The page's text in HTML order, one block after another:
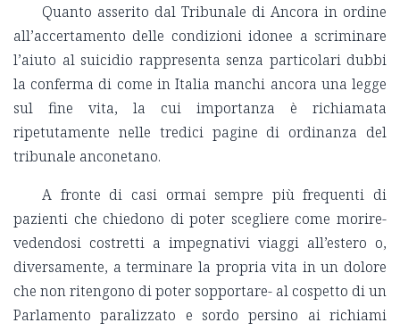
Quanto asserito dal Tribunale di Ancora in ordine
all’accertamento delle condizioni idonee a scriminare
l’aiuto al suicidio rappresenta senza particolari dubbi
la conferma di come in Italia manchi ancora una legge
sul fine vita, la cui importanza è richiamata
ripetutamente nelle tredici pagine di ordinanza del
tribunale anconetano.
A fronte di casi ormai sempre più frequenti di
pazienti che chiedono di poter scegliere come morire-
vedendosi costretti a impegnativi viaggi all’estero o,
diversamente, a terminare la propria vita in un dolore
che non ritengono di poter sopportare- al cospetto di un
Parlamento paralizzato e sordo persino ai richiami